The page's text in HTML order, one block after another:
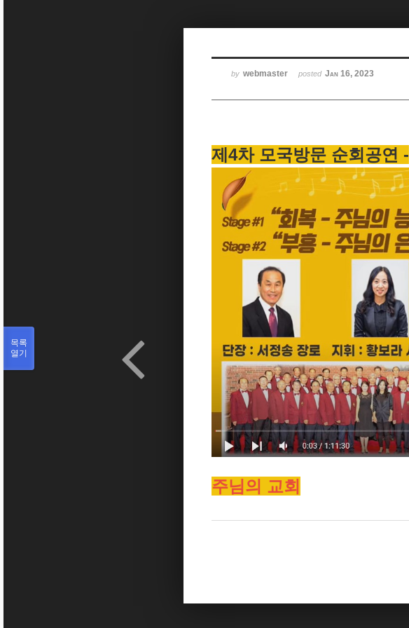
by webmaster posted Jan 16, 2023
제4차 모국방문 순회공연 -
주님의 교회
목록
열기
Sketchbook5, 스케치북5
Sketchbook5, 스케치북5